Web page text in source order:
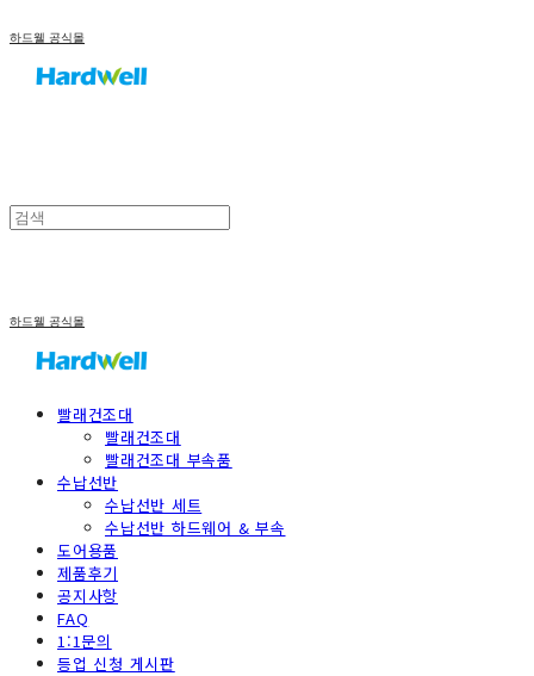
하드웰 공식몰
하드웰 공식몰
빨래건조대
빨래건조대
빨래건조대 부속품
수납선반
수납선반 세트
수납선반 하드웨어 & 부속
도어용품
제품후기
공지사항
FAQ
1:1문의
등업 신청 게시판